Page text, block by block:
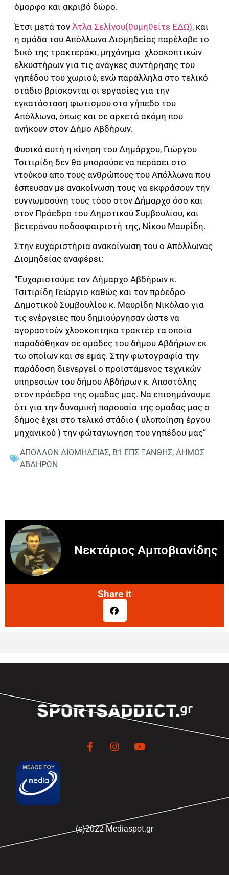
όμορφο και ακριβό δώρο.
Έτσι μετά τον Άτλα Σελίνου(θυμηθείτε ΕΔΩ), και
η ομάδα του Απόλλωνα Διομηδείας παρέλαβε το
δικό της τρακτεράκι, μηχάνημα χλοοκοπτικών
ελκυστήρων για τις ανάγκες συντήρησης του
γηπέδου του χωριού, ενώ παράλληλα στο τελικό
στάδιο βρίσκονται οι εργασίες για την
εγκατάσταση φωτισμου στο γήπεδο του
Απόλλωνα, όπως και σε αρκετά ακόμη που
ανήκουν στον Δήμο Αβδήρων.
Φυσικά αυτή η κίνηση του Δημάρχου, Γιώργου
Τσιτιρίδη δεν θα μπορούσε να περάσει στο
ντούκου απο τους ανθρώπους του Απόλλωνα που
έσπευσαν με ανακοίνωση τους να εκφράσουν την
ευγνωμοσύνη τους τόσο στον Δήμαρχο όσο και
στον Πρόεδρο του Δημοτικού Συμβουλίου, και
βετεράνου ποδοσφαιριστή της, Νίκου Μαυρίδη.
Στην ευχαριστήρια ανακοίνωση του ο Απόλλωνας
Διομηδείας αναφέρει:
“Ευχαριστούμε τον Δήμαρχο Αβδήρων κ.
Τσιτιρίδη Γεώργιο καθώς και τον πρόεδρο
Δημοτικού Συμβουλίου κ. Μαυρίδη Νικόλαο για
τις ενέργειες που δημιούργησαν ώστε να
αγοραστούν χλοοκοπτηκα τρακτέρ τα οποία
παραδόθηκαν σε ομάδες του δήμου Αβδήρων εκ
τω οποίων και σε εμάς. Στην φωτογραφία την
παράδοση διενεργεί ο προϊστάμενος τεχνικών
υπηρεσιών του δήμου Αβδήρων κ. Αποστόλης
στον πρόεδρο της ομάδας μας. Να επισημάνουμε
ότι για την δυναμική παρουσία της ομαδας μας ο
δήμος έχει στο τελικό στάδιο ( υλοποίηση έργου
μηχανικού ) την φώταγωγηση του γηπέδου μας”
ΑΠΟΛΛΩΝ ΔΙΟΜΗΔΕΙΑΣ, Β1 ΕΠΣ ΞΑΝΘΗΣ, ΔΗΜΟΣ
ΑΒΔΗΡΩΝ
Νεκτάριος Αμποβιανίδης
Share it
(c)2022 Mediaspot.gr